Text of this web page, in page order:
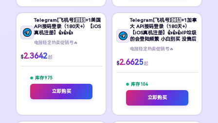
Telegram[飞机号]🇺🇸+1美国
API接码登录（180天+）【iOS
真机注册】👍👍👍
电报稳定热卖促销号🔥
$2.3642 起
库存 975
立即购买
Telegram[飞机号]🇨🇦+1加拿
大 API接码登录（180天+）
【iOS真机注册】👍👍👍IP垃圾
的会登陆频繁 小白别买 没售后
电报稳定热卖促销号🔥
$2.6625 起
库存 104
立即购买